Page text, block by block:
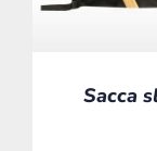
Sacca